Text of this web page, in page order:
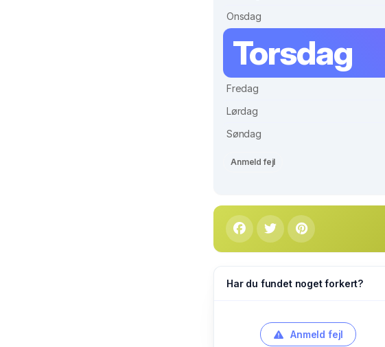
Onsdag
Torsdag
Fredag
Lørdag
Søndag
Anmeld fejl
Har du fundet noget forkert?
Anmeld fejl